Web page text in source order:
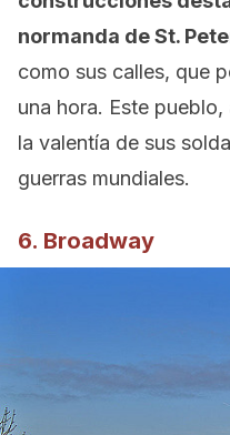
normanda de St.
como sus calles, que
una hora. Este
la valentía de sus
guerras mundiales.
6. Broadway